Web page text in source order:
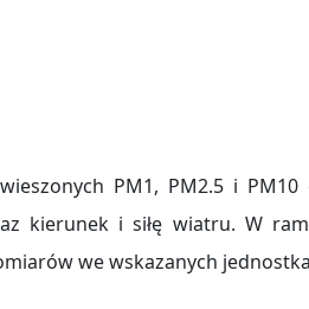
PM1, PM2.5 i
kierunek i siłę wiatru. W
we wskazanych